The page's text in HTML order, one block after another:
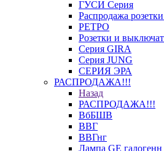
ГУСИ Серия
Распродажа
РЕТРО
Розетки и
Серия GIRA
Серия JUNG
СЕРИЯ ЭРА
РАСПРОДАЖА!!!
Назад
РАСПРОДАЖА!!!
ВбБШВ
ВВГ
ВВГнг
Лампа GE галогенн